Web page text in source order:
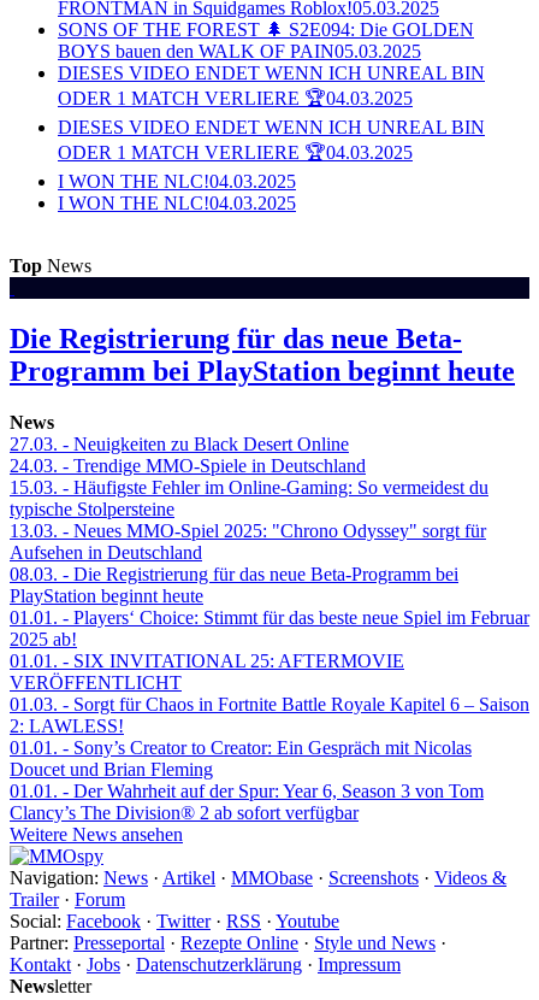
FRONTMAN in Squidgames Roblox!05.03.2025
SONS OF THE FOREST 🌲 S2E094: Die GOLDEN
BOYS bauen den WALK OF PAIN05.03.2025
DIESES VIDEO ENDET WENN ICH UNREAL BIN
ODER 1 MATCH VERLIERE 🏆04.03.2025
DIESES VIDEO ENDET WENN ICH UNREAL BIN
ODER 1 MATCH VERLIERE 🏆04.03.2025
I WON THE NLC!04.03.2025
I WON THE NLC!04.03.2025
Top News
Die Registrierung für das neue Beta-
Programm bei PlayStation beginnt heute
News
27.03. - Neuigkeiten zu Black Desert Online
24.03. - Trendige MMO-Spiele in Deutschland
15.03. - Häufigste Fehler im Online-Gaming: So vermeidest du
typische Stolpersteine
13.03. - Neues MMO-Spiel 2025: "Chrono Odyssey" sorgt für
Aufsehen in Deutschland
08.03. - Die Registrierung für das neue Beta-Programm bei
PlayStation beginnt heute
01.01. - Players‘ Choice: Stimmt für das beste neue Spiel im Februar
2025 ab!
01.01. - SIX INVITATIONAL 25: AFTERMOVIE
VERÖFFENTLICHT
01.03. - Sorgt für Chaos in Fortnite Battle Royale Kapitel 6 – Saison
2: LAWLESS!
01.01. - Sony’s Creator to Creator: Ein Gespräch mit Nicolas
Doucet und Brian Fleming
01.01. - Der Wahrheit auf der Spur: Year 6, Season 3 von Tom
Clancy’s The Division® 2 ab sofort verfügbar
Weitere News ansehen
Navigation: News · Artikel · MMObase · Screenshots · Videos &
Trailer· Forum
Social: Facebook · Twitter· RSS · Youtube
Partner: Presseportal · Rezepte Online · Style und News ·
Kontakt · Jobs · Datenschutzerklärung · Impressum
Newsletter